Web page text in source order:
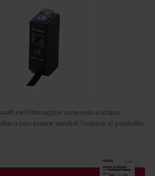
nell'immagine sono solo a scopo
non essere venduti insieme al prodotto.